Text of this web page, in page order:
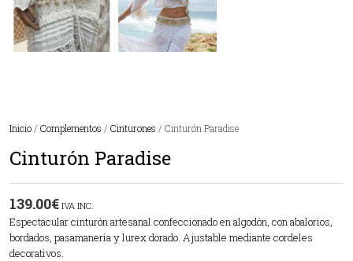
Inicio / Complementos / Cinturones / Cinturón Paradise
Cinturón Paradise
139.00€ IVA INC.
Espectacular cinturón artesanal confeccionado en algodón, con abalorios,
bordados, pasamanería y lurex dorado. Ajustable mediante cordeles
decorativos.